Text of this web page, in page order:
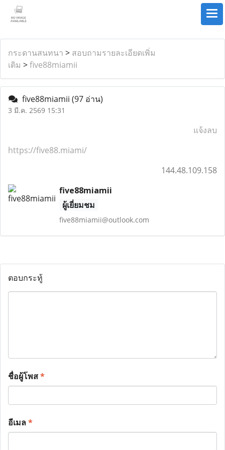
กระดานสนทนา > สอบถามรายละเอียดเพิ่ม
เติม >five88miamii
five88miamii (97 อ่าน)
3 มี.ค. 2569 15:31
แจ้งลบ
https://five88.miami/
144.48.109.158
five88miamii
ผู้เยี่ยมชม
five88miamii@outlook.com
ตอบกระทู้
ชื่อผู้โพส*
อีเมล*